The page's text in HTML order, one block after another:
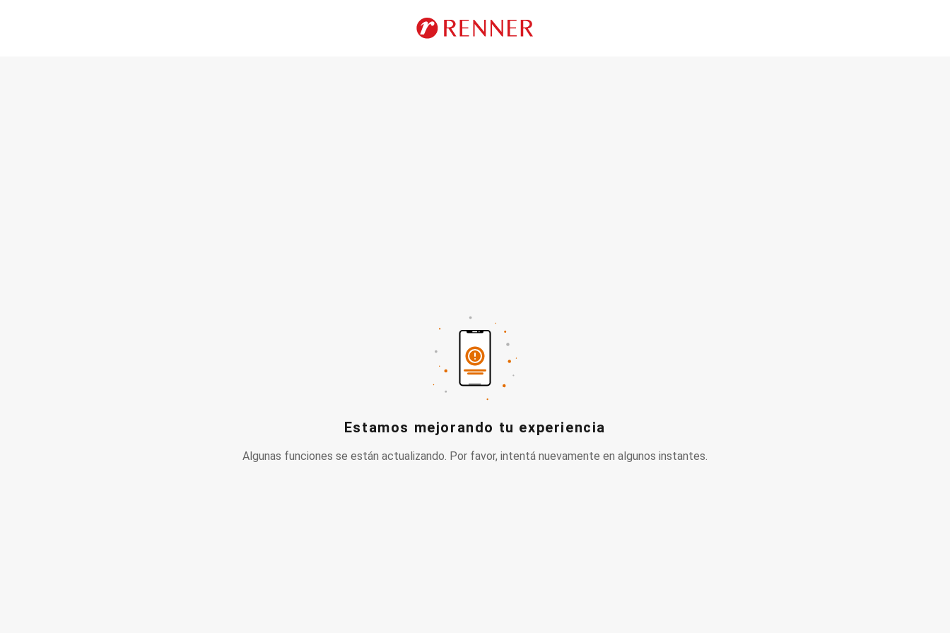
Estamos mejorando tu experiencia
Algunas funciones se están actualizando. Por favor, intentá nuevamente en algunos instantes.